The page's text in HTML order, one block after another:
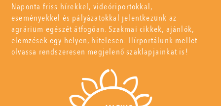
Naponta friss hírekkel, videóriportokkal,
eseményekkel és pályázatokkal jelentkezünk az
agrárium egészét átfogóan. Szakmai cikkek, ajánlók,
elemzések egy helyen, hitelesen. Hírportálunk mellet
olvassa rendszeresen megjelenő szaklapjainkat is!